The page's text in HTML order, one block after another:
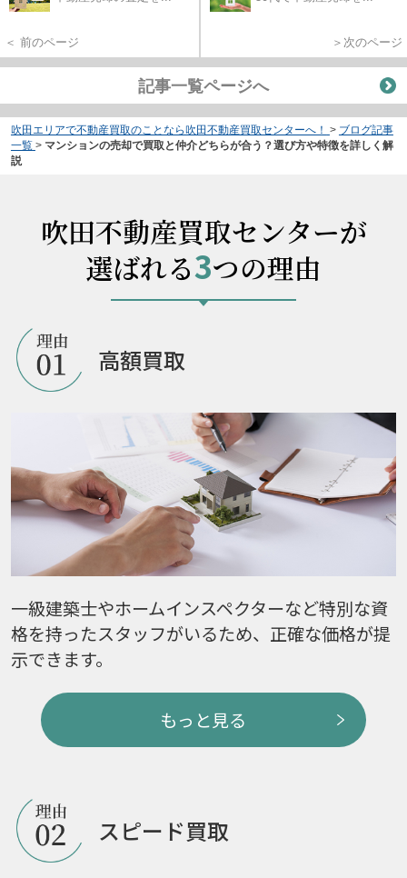
＜ 前のページ ＞次のページ
記事一覧ページへ
吹田エリアで不動産買取のことなら吹田不動産買取センターへ！ > ブログ記事
一覧 > マンションの売却で買取と仲介どちらが合う？選び方や特徴を詳しく解
説
吹田不動産買取センターが
選ばれる3つの理由
高額買取
一級建築士やホームインスペクターなど特別な資
格を持ったスタッフがいるため、正確な価格が提
示できます。
もっと見る
スピード買取